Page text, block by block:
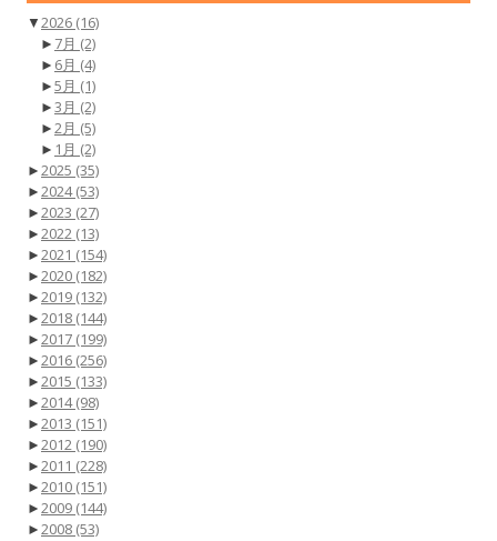
▼2026 (16)
► 7月 (2)
► 6月 (4)
►5月 (1)
►3月 (2)
►2月 (5)
► 1月 (2)
►2025 (35)
►2024(53)
►2023 (27)
►2022 (13)
►2021 (154)
►2020 (182)
►2019 (132)
►2018 (144)
►2017 (199)
►2016 (256)
►2015 (133)
►2014(98)
►2013 (151)
►2012 (190)
►2011 (228)
►2010 (151)
►2009 (144)
►2008 (53)